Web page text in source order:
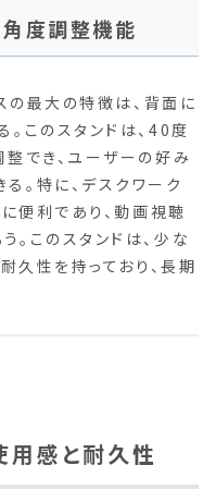
度調整機能
最大の特徴は、背面に
このスタンドは、40度
でき、ユーザーの好み
。特に、デスクワーク
便利であり、動画視聴
。このスタンドは、少な
性を持っており、長期
感と耐久性